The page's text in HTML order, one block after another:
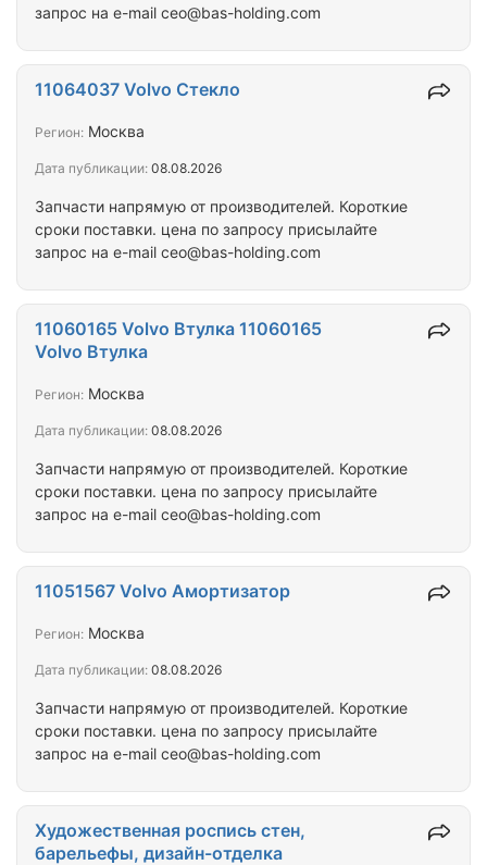
запрос на e-mail ceo@bas-holding.com
Запчасти напрямую от производителей. Короткие
сроки поставки. цена по запросу присылайте
запрос на e-mail ceo@bas-holding.com
11064037 Volvo Стекло
Регион: Москва
Дата публикации: 08.08.2026
Запчасти напрямую от производителей. Короткие
сроки поставки. цена по запросу присылайте
запрос на e-mail ceo@bas-holding.com
11060165 Volvo Втулка 11060165
Volvo Втулка
Регион: Москва
Дата публикации: 08.08.2026
Запчасти напрямую от производителей. Короткие
сроки поставки. цена по запросу присылайте
запрос на e-mail ceo@bas-holding.com
11051567 Volvo Амортизатор
Регион: Москва
Дата публикации: 08.08.2026
Художественная роспись стен,
барельефы, дизайн-отделка